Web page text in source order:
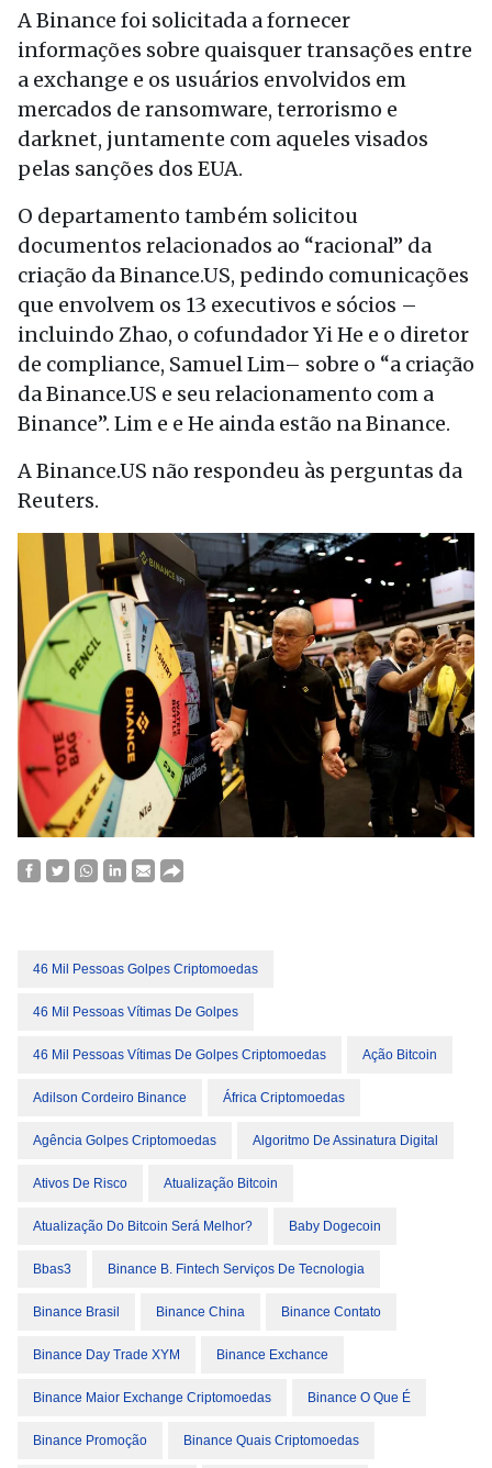
A Binance foi solicitada a fornecer
informações sobre quaisquer transações entre
a exchange e os usuários envolvidos em
mercados de ransomware, terrorismo e
darknet, juntamente com aqueles visados ​​
pelas sanções dos EUA.
O departamento também solicitou
documentos relacionados ao “racional” da
criação da Binance.US, pedindo comunicações
que envolvem os 13 executivos e sócios –
incluindo Zhao, o cofundador Yi He e o diretor
de compliance, Samuel Lim– sobre o “a criação
da Binance.US e seu relacionamento com a
Binance”. Lim e e He ainda estão na Binance.
A Binance.US não respondeu às perguntas da
Reuters.
46 Mil Pessoas Golpes Criptomoedas
46 Mil Pessoas Vítimas De Golpes
46 Mil Pessoas Vítimas De Golpes Criptomoedas Ação Bitcoin
Adilson Cordeiro Binance África Criptomoedas
Agência Golpes Criptomoedas Algoritmo De Assinatura Digital
Ativos De Risco Atualização Bitcoin
Atualização Do Bitcoin Será Melhor? Baby Dogecoin
Bbas3 Binance B. Fintech Serviços De Tecnologia
Binance Brasil Binance China Binance Contato
Binance Day Trade XYM Binance Exchance
Binance Maior Exchange Criptomoedas Binance O Que É
Binance Promoção Binance Quais Criptomoedas